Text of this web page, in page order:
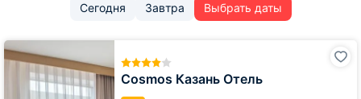
Сегодня Завтра Выбрать даты
Cosmos Казань Отель
Cosmos
Казань
Отель